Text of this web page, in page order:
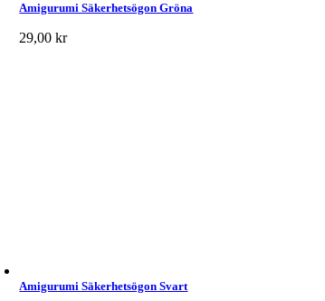
Amigurumi Säkerhetsögon Gröna
29,00kr
Amigurumi Säkerhetsögon Svart